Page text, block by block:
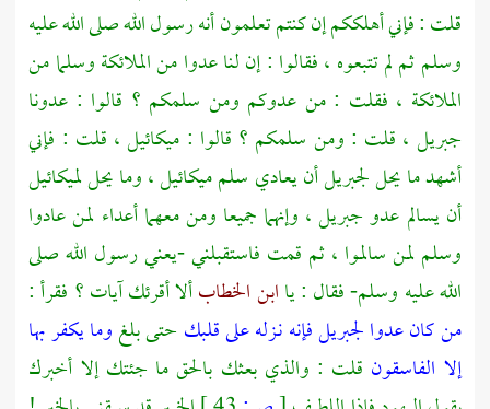
قلت : فإني أهلككم إن كنتم تعلمون أنه رسول الله صلى الله عليه
وسلم ثم لم تتبعوه ، فقالوا : إن لنا عدوا من الملائكة وسلما من
الملائكة ، فقلت : من عدوكم ومن سلمكم ؟ قالوا : عدونا
جبريل ، قلت : ومن سلمكم ؟ قالوا : ميكائيل، قلت : فإني
أشهد ما يحللجبريلأن يعادي سلمميكائيل، وما يحللميكائيل
أن يسالم عدوجبريل، وإنهما جميعا ومن معهما أعداء لمن عادوا
وسلم لمن سالموا ، ثم قمت فاستقبلني -يعني رسول الله صلى
الله عليه وسلم- فقال : ياابن الخطابألا أقرئك آيات ؟ فقرأ :
من كان عدوا لجبريل فإنه نـزله على قلبك حتى بلغوما يكفر بها
إلا الفاسقون قلت : والذي بعثك بالحق ما جئتك إلا أخبرك